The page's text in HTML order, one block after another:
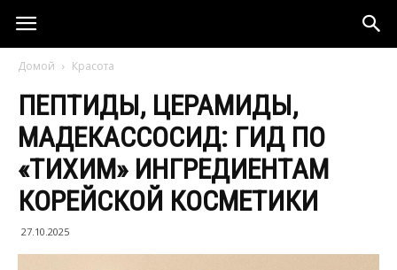
Домой Красота
ПЕПТИДЫ, ЦЕРАМИДЫ,
МАДЕКАССОСИД: ГИД ПО
«ТИХИМ» ИНГРЕДИЕНТАМ
КОРЕЙСКОЙ КОСМЕТИКИ
27.10.2025